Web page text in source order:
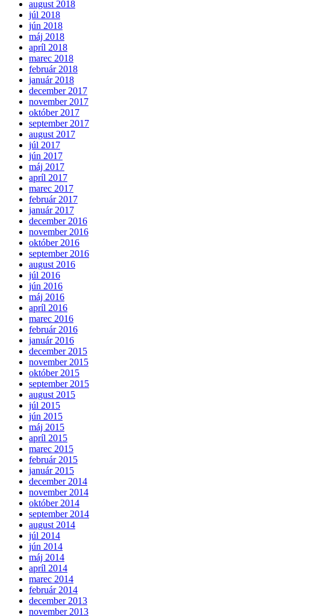
august 2018
júl 2018
jún 2018
máj 2018
apríl 2018
marec 2018
február 2018
január 2018
december 2017
november 2017
október 2017
september 2017
august 2017
júl 2017
jún 2017
máj 2017
apríl 2017
marec 2017
február 2017
január 2017
december 2016
november 2016
október 2016
september 2016
august 2016
júl 2016
jún 2016
máj 2016
apríl 2016
marec 2016
február 2016
január 2016
december 2015
november 2015
október 2015
september 2015
august 2015
júl 2015
jún 2015
máj 2015
apríl 2015
marec 2015
február 2015
január 2015
december 2014
november 2014
október 2014
september 2014
august 2014
júl 2014
jún 2014
máj 2014
apríl 2014
marec 2014
február 2014
december 2013
november 2013